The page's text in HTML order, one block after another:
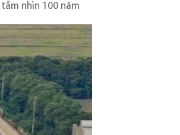
Quy hoạch mới sau sáp nhập tỉnh -